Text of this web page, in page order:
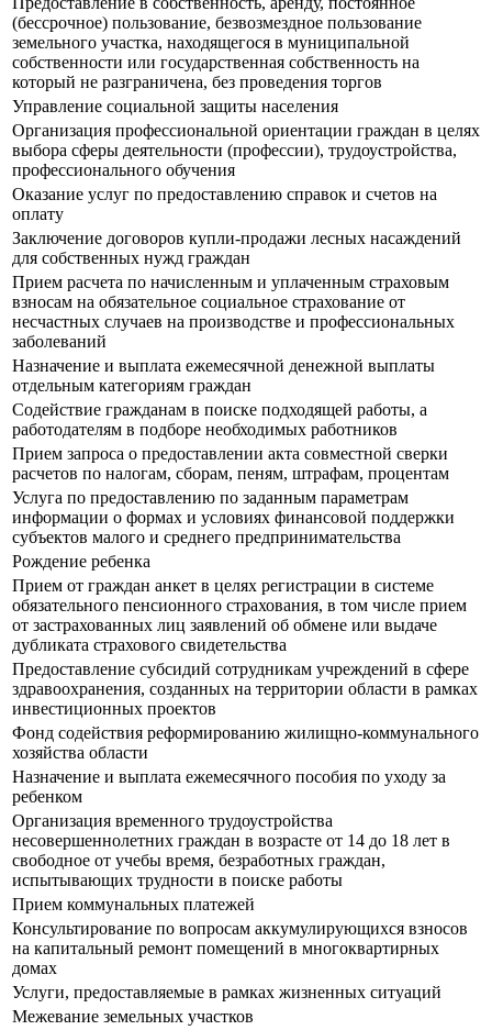
(бессрочное) пользование, безвозмездное пользование
земельного участка, находящегося в муниципальной
собственности или государственная собственность на
который не разграничена, без проведения торгов
Управление социальной защиты населения
Организация профессиональной ориентации граждан в целях
выбора сферы деятельности (профессии), трудоустройства,
профессионального обучения
Оказание услуг по предоставлению справок и счетов на
оплату
Заключение договоров купли-продажи лесных насаждений
для собственных нужд граждан
Прием расчета по начисленным и уплаченным страховым
взносам на обязательное социальное страхование от
несчастных случаев на производстве и профессиональных
заболеваний
Назначение и выплата ежемесячной денежной выплаты
отдельным категориям граждан
Содействие гражданам в поиске подходящей работы, а
работодателям в подборе необходимых работников
Прием запроса о предоставлении акта совместной сверки
расчетов по налогам, сборам, пеням, штрафам, процентам
Услуга по предоставлению по заданным параметрам
информации о формах и условиях финансовой поддержки
субъектов малого и среднего предпринимательства
Рождение ребенка
Прием от граждан анкет в целях регистрации в системе
обязательного пенсионного страхования, в том числе прием
от застрахованных лиц заявлений об обмене или выдаче
дубликата страхового свидетельства
Предоставление субсидий сотрудникам учреждений в сфере
здравоохранения, созданных на территории области в рамках
инвестиционных проектов
Фонд содействия реформированию жилищно-коммунального
хозяйства области
Назначение и выплата ежемесячного пособия по уходу за
ребенком
Организация временного трудоустройства
несовершеннолетних граждан в возрасте от 14 до 18 лет в
свободное от учебы время, безработных граждан,
испытывающих трудности в поиске работы
Прием коммунальных платежей
Консультирование по вопросам аккумулирующихся взносов
на капитальный ремонт помещений в многоквартирных
домах
Услуги, предоставляемые в рамках жизненных ситуаций
Межевание земельных участков